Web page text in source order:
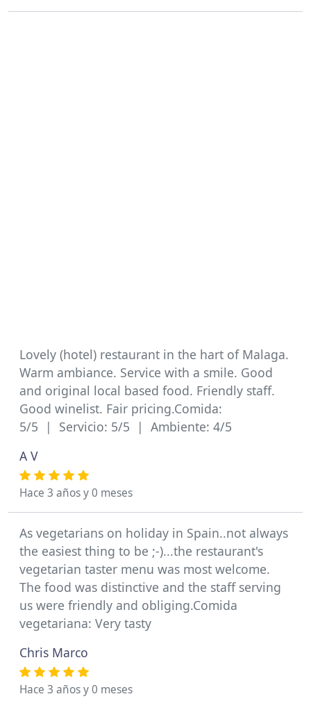
Lovely (hotel) restaurant in the hart of Malaga.
Warm ambiance. Service with a smile. Good
and original local based food. Friendly staff.
Good winelist. Fair pricing.Comida:
5/5 | Servicio: 5/5 | Ambiente: 4/5
A V
Hace 3 años y 0 meses
As vegetarians on holiday in Spain..not always
the easiest thing to be ;-)...the restaurant's
vegetarian taster menu was most welcome.
The food was distinctive and the staff serving
us were friendly and obliging.Comida
vegetariana: Very tasty
Chris Marco
Hace 3 años y 0 meses